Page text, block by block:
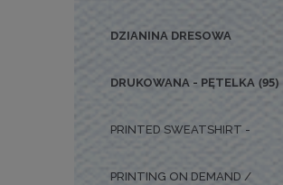
DZIANINA DRESOWA
DRUKOWANA - PĘTELKA (95)
PRINTED SWEATSHIRT -
PRINTING ON DEMAND /